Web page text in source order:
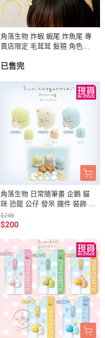
角落生物 炸蝦 蝦尾 炸魚尾 專
賣店限定 毛茸茸 髮箍 角色扮
已售完
角落生物 日常隨筆畫 企鵝 貓
咪 恐龍 公仔 發呆 擺件 裝飾 3
選1
$245
$200